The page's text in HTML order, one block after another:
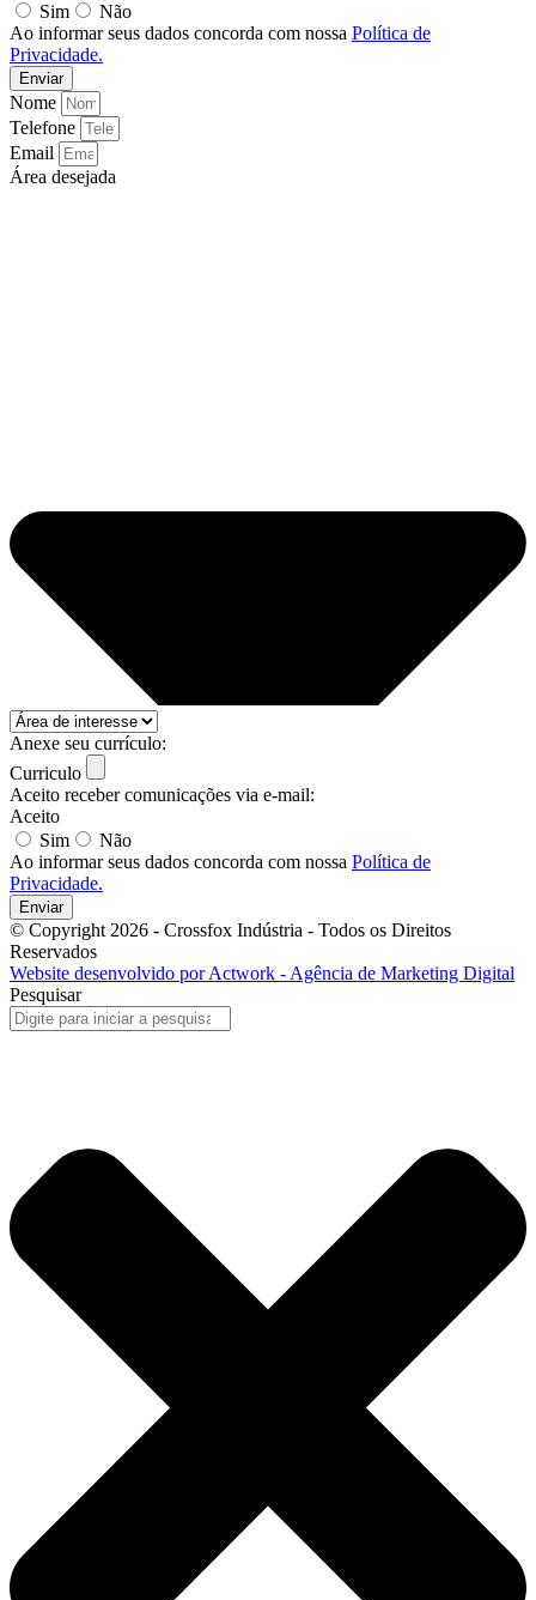
Sim
Não
Ao informar seus dados concorda com nossa Política de
Privacidade.
Enviar
Nome
Telefone
Email
Área desejada
Anexe seu currículo:
Curriculo
Aceito receber comunicações via e-mail:
Aceito
Sim
Não
Ao informar seus dados concorda com nossa Política de
Privacidade.
Enviar
© Copyright 2026 - Crossfox Indústria - Todos os Direitos
Reservados
Website desenvolvido por Actwork - Agência de Marketing Digital
Pesquisar